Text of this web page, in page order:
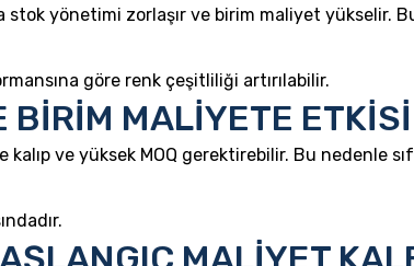
stok yönetimi zorlaşır ve birim maliyet yükselir.
göre renk çeşitliliği artırılabilir.
BİRİM MALİYETE ETKİSİ
ve yüksek MOQ gerektirebilir. Bu nedenle